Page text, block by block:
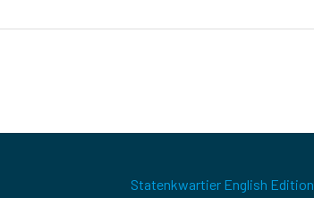
Statenkwartier English Edition